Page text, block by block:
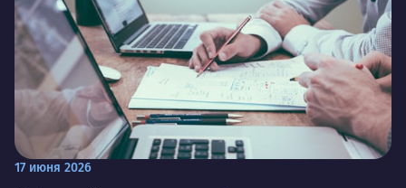
17 июня 2026